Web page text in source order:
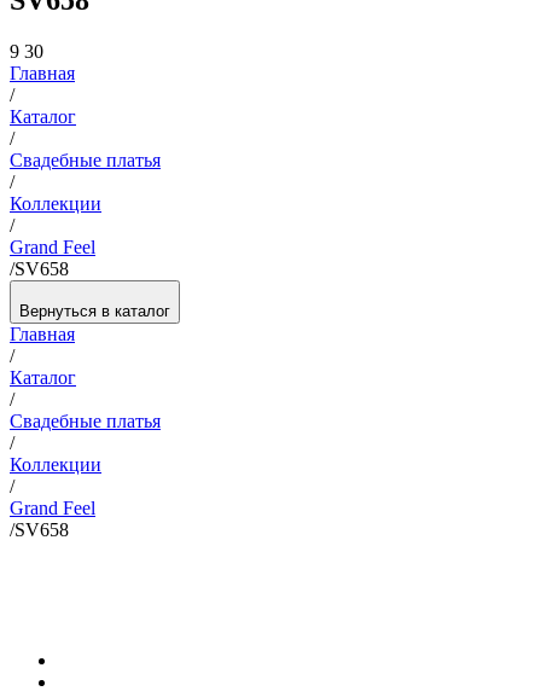
9 30
Главная
/
Каталог
/
Свадебные платья
/
Коллекции
/
Grand Feel
/SV658
Вернуться в каталог
Главная
/
Каталог
/
Свадебные платья
/
Коллекции
/
Grand Feel
/SV658